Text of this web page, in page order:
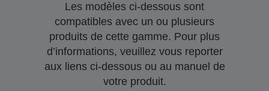
Les modèles ci-dessous sont
compatibles avec un ou plusieurs
produits de cette gamme. Pour plus
d’informations, veuillez vous reporter
aux liens ci-dessous ou au manuel de
votre produit.